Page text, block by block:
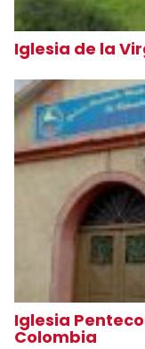
Iglesia de la
Iglesia
Colombia